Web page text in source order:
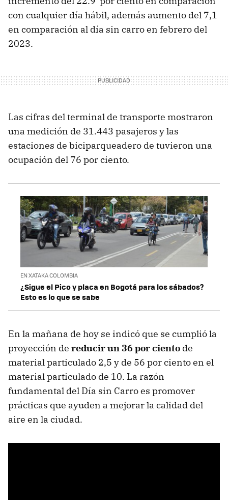
con cualquier día hábil, además aumento del 7,1
en comparación al día sin carro en febrero del
2023.
Las cifras del terminal de transporte mostraron
una medición de 31.443 pasajeros y las
estaciones de biciparqueadero de tuvieron una
ocupación del 76 por ciento.
EN XATAKA COLOMBIA
¿Sigue el Pico y placa en Bogotá para los sábados?
Esto es lo que se sabe
En la mañana de hoy se indicó que se cumplió la
proyección de reducir un 36 por ciento de
material particulado 2,5 y de 56 por ciento en el
material particulado de 10. La razón
fundamental del Día sin Carro es promover
prácticas que ayuden a mejorar la calidad del
aire en la ciudad.